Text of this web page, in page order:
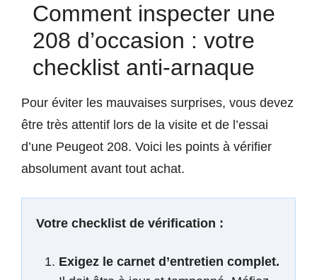
Comment inspecter une
208 d’occasion : votre
checklist anti-arnaque
Pour éviter les mauvaises surprises, vous devez
être très attentif lors de la visite et de l’essai
d’une Peugeot 208. Voici les points à vérifier
absolument avant tout achat.
Votre checklist de vérification :
Exigez le carnet d’entretien complet.